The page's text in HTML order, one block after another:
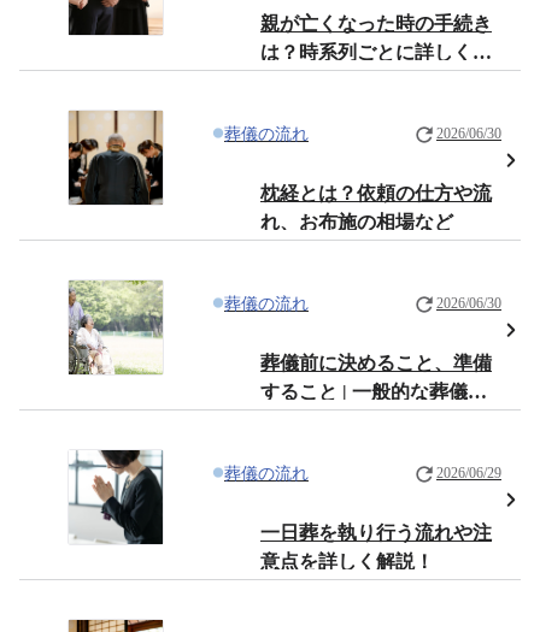
親が亡くなった時の手続き
は？時系列ごとに詳しく解
葬儀の流れ 2026/06/30
枕経とは？依頼の仕方や流
れ、お布施の相場など
葬儀の流れ 2026/06/30
葬儀前に決めること、準備
すること | 一般的な葬儀の
葬儀の流れ 2026/06/29
一日葬を執り行う流れや注
意点を詳しく解説！